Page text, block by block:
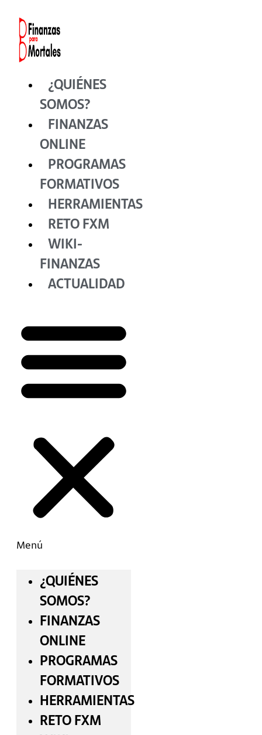
contenido
¿QUIÉNES
SOMOS?
FINANZAS
ONLINE
PROGRAMAS
FORMATIVOS
HERRAMIENTAS
RETO FXM
WIKI-
FINANZAS
ACTUALIDAD
Menú
¿QUIÉNES
SOMOS?
FINANZAS
ONLINE
PROGRAMAS
FORMATIVOS
HERRAMIENTAS
RETO FXM